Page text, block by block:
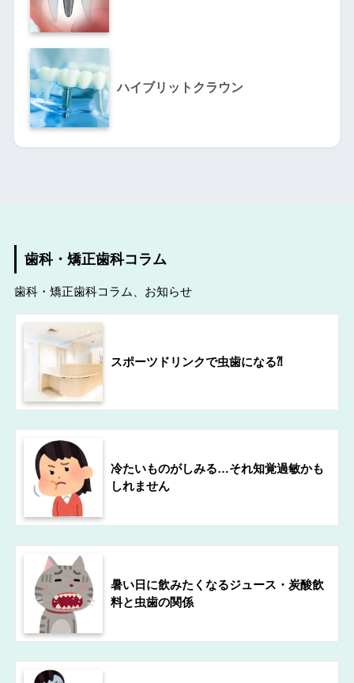
ハイブリットクラウン
歯科・矯正歯科コラム
歯科・矯正歯科コラム、お知らせ
スポーツドリンクで虫歯になる⁈
冷たいものがしみる…それ知覚過敏かも
しれません
暑い日に飲みたくなるジュース・炭酸飲
料と虫歯の関係